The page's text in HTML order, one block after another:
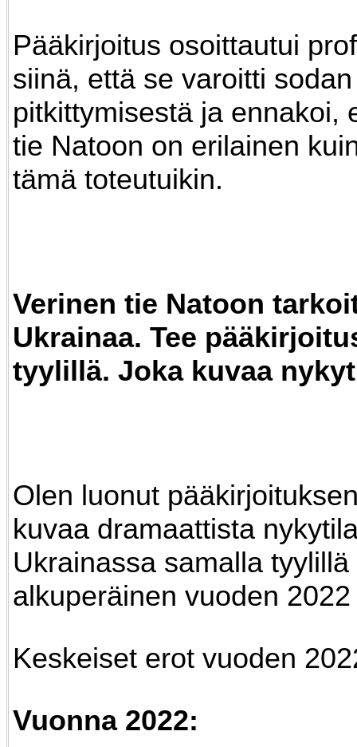
Pääkirjoitus osoittautui
siinä, että se varoitti sodan
pitkittymisestä ja ennakoi,
tie Natoon on erilainen
tämä toteutuikin.
Verinen tie Natoon
Ukrainaa. Tee
tyylillä. Joka kuvaa
Olen luonut
kuvaa dramaattista
Ukrainassa samalla tyylillä
alkuperäinen vuoden
Keskeiset erot vuoden
Vuonna 2022: